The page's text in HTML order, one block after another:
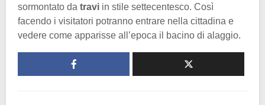
sormontato da travi in stile settecentesco. Così
facendo i visitatori potranno entrare nella cittadina e
vedere come apparisse all’epoca il bacino di alaggio.